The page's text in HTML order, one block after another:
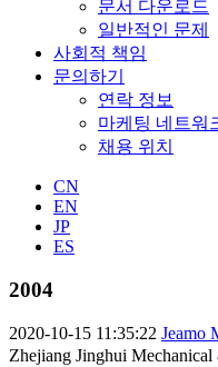
문서 다운로드
일반적인 문제
사회적 책임
문의하기
연락 정보
마케팅 네트워
채용 위치
CN
EN
JP
ES
2004
2020-10-15 11:35:22 Jeamo
Zhejiang Jinghui